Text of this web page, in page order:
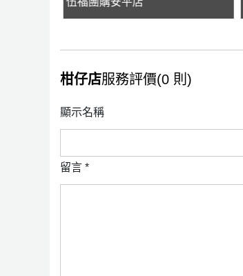
柑仔店服務評價(0 則)
顯示名稱
留言 *